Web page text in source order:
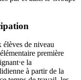
élèves de niveau
première
la
à partir de la